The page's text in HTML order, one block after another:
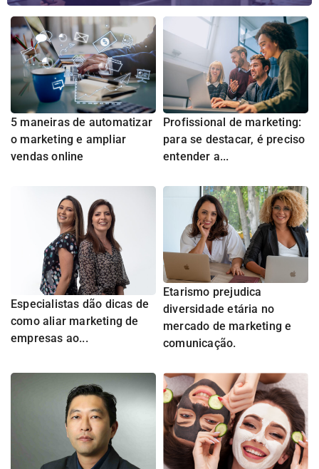
5 maneiras de automatizar
o marketing e ampliar
vendas online
Profissional de marketing:
para se destacar, é preciso
entender a...
Especialistas dão dicas de
como aliar marketing de
empresas ao...
Etarismo prejudica
diversidade etária no
mercado de marketing e
comunicação.